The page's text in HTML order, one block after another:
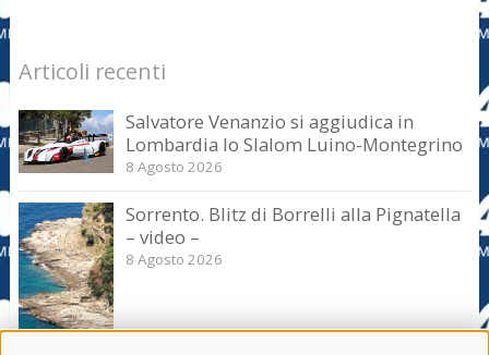
Articoli recenti
Salvatore Venanzio si aggiudica in
Lombardia lo Slalom Luino-Montegrino
8 Agosto 2026
Sorrento. Blitz di Borrelli alla Pignatella
– video –
8 Agosto 2026